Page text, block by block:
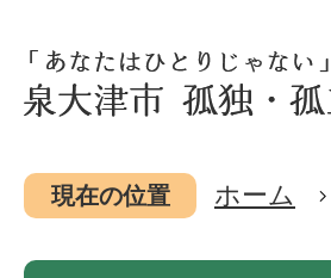
現在の位置 ホーム